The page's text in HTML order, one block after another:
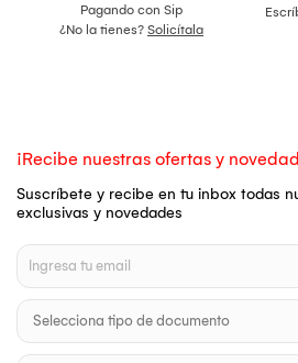
Pagando con Sip
¿No la tienes? Solicítala
¡Recibe nuestras ofertas y
Suscríbete y recibe en tu inbox todas
exclusivas y novedades